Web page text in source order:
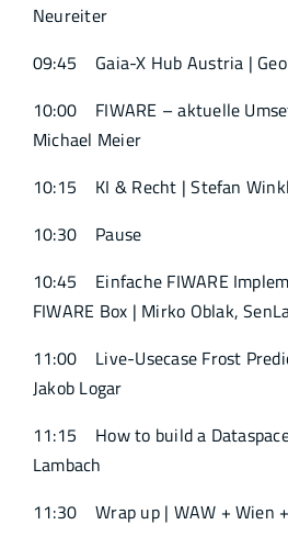
Neureiter
09:45 Gaia-X Hub Austria |
10:00 FIWARE – aktuelle
Michael Meier
10:15 KI & Recht | Stefan
10:30 Pause
10:45 Einfache FIWARE
FIWARE Box | Mirko Oblak,
11:00 Live-Usecase Frost
Jakob Logar
11:15 How to build a
Lambach
11:30 Wrap up | WAW + Wien